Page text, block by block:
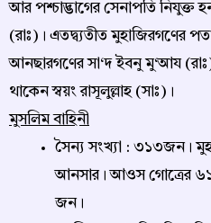
আর পশ্চাদ্ভাগের সেনাপতি নিযুক্ত
(রাঃ)। এতদ্ব্যতীত মুহাজিরগণের
আনছারগণের সা‘দ ইবনু মু‘আয
থাকেন স্বয়ং রাসূলুল্লাহ (সাঃ)।
মুসলিম বাহিনী
সৈন্য সংখ্যা : ৩১৩জন।
আনসার। আওস গোত্রের
জন।